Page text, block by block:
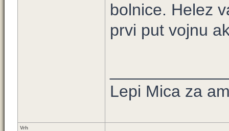
bolnice. Helez
prvi put vojnu
Lepi Mica za
Vrh